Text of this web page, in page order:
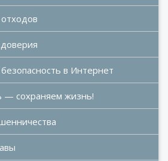
в Интернет
— сохраняем жизнь!